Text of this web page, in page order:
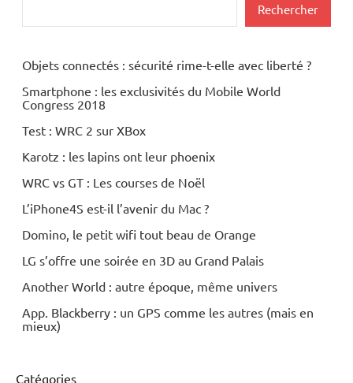
Rechercher
Objets connectés : sécurité rime-t-elle avec liberté ?
Smartphone : les exclusivités du Mobile World
Congress 2018
Test : WRC 2 sur XBox
Karotz : les lapins ont leur phoenix
WRC vs GT : Les courses de Noël
L’iPhone4S est-il l’avenir du Mac ?
Domino, le petit wifi tout beau de Orange
LG s’offre une soirée en 3D au Grand Palais
Another World : autre époque, même univers
App. Blackberry : un GPS comme les autres (mais en
mieux)
Catégories